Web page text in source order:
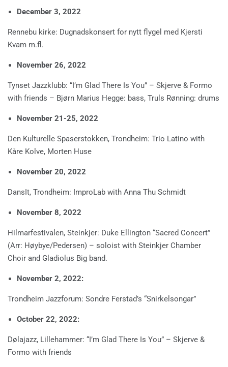
December 3, 2022
Rennebu kirke: Dugnadskonsert for nytt flygel med Kjersti
Kvam m.fl.
November 26, 2022
Tynset Jazzklubb: “I’m Glad There Is You” – Skjerve & Formo
with friends – Bjørn Marius Hegge: bass, Truls Rønning: drums
November 21-25, 2022
Den Kulturelle Spaserstokken, Trondheim: Trio Latino with
Kåre Kolve, Morten Huse
November 20, 2022
DansIt, Trondheim: ImproLab with Anna Thu Schmidt
November 8, 2022
Hilmarfestivalen, Steinkjer: Duke Ellington “Sacred Concert”
(Arr: Høybye/Pedersen) – soloist with Steinkjer Chamber
Choir and Gladiolus Big band.
November 2, 2022:
Trondheim Jazzforum: Sondre Ferstad’s “Snirkelsongar”
October 22, 2022:
Dølajazz, Lillehammer: “I’m Glad There Is You” – Skjerve &
Formo with friends